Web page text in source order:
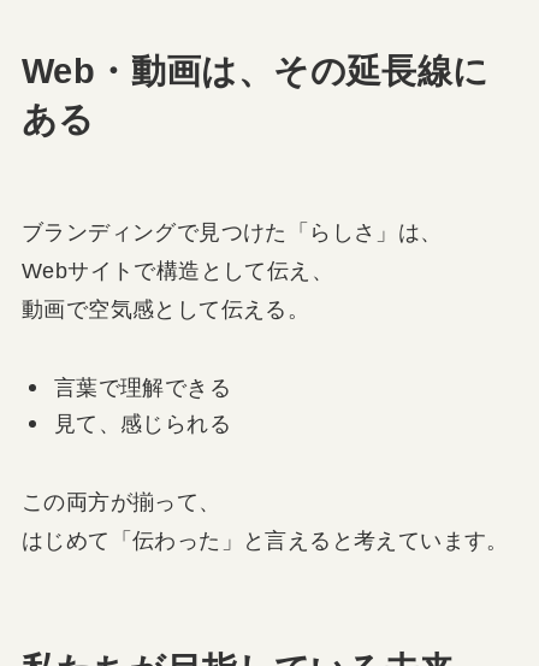
Web・動画は、その延長線に
ある
ブランディングで見つけた「らしさ」は、
Webサイトで構造として伝え、
動画で空気感として伝える。
言葉で理解できる
見て、感じられる
この両方が揃って、
はじめて「伝わった」と言えると考えています。